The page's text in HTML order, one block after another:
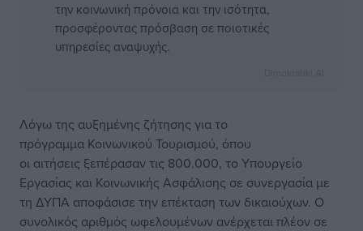
την κοινωνική πρόνοια και την ισότητα,
προσφέροντας πρόσβαση σε ποιοτικές
υπηρεσίες αναψυχής.
Λόγω της αυξημένης ζήτησης για το
πρόγραμμα Κοινωνικού Τουρισμού, όπου
οι αιτήσεις ξεπέρασαν τις 800.000, το Υπουργείο
Εργασίας και Κοινωνικής Ασφάλισης σε συνεργασία με
τη ΔΥΠΑ αποφάσισε την επέκταση των δικαιούχων. Ο
συνολικός αριθμός ωφελουμένων ανέρχεται πλέον σε